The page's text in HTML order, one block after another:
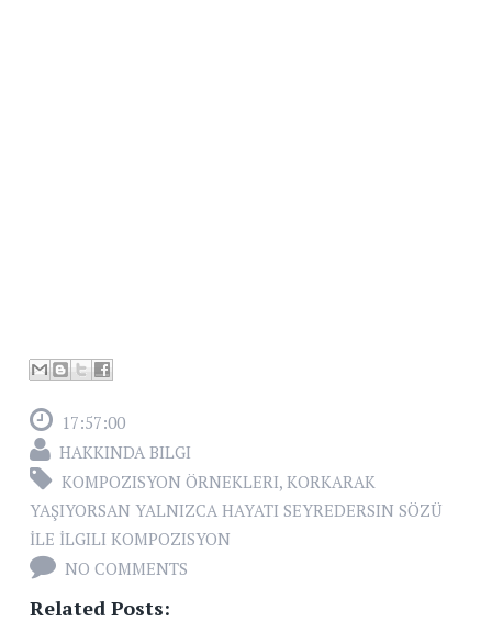
17:57:00
HAKKINDA BILGI
KOMPOZISYON ÖRNEKLERI, KORKARAK
YAŞIYORSAN YALNIZCA HAYATI SEYREDERSIN SÖZÜ
İLE İLGILI KOMPOZISYON
NO COMMENTS
Related Posts: